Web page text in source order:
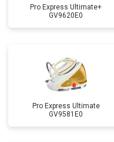
Pro Express Ultimate+
GV9620E0
Pro Express Ultimate
GV9581E0